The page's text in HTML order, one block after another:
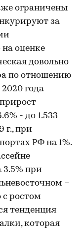
ограничены
за
оценке
довольно
по отношению
года
- до 1.533
г., при
РФ на 1%.
3.5% при
–
с ростом
тенденция
которая